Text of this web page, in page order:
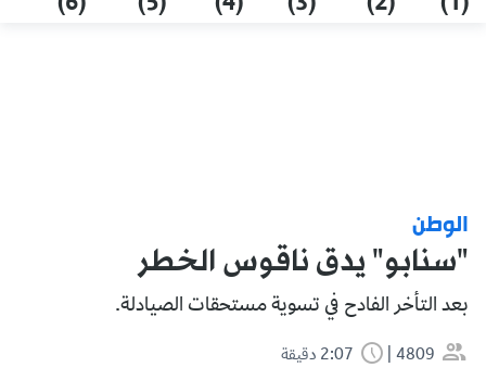
الوطن
"سنابو" يدق ناقوس الخطر
بعد التأخر الفادح في تسوية مستحقات الصيادلة.
4809